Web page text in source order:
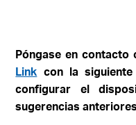
Póngase en contacto
Link con la
configurar el
sugerencias